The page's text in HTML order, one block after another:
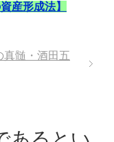
産形成法】
髄・酒田五